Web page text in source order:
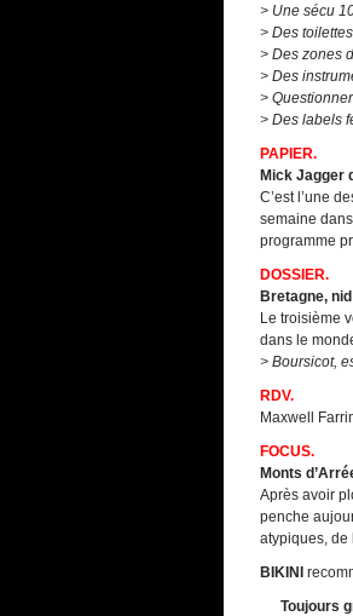
> Une sécu
> Des
> Des zones
> Des
>
> Des labels
PAPIER.
Mick Jagger
C’est l’une
semaine
programme
DOSSIER.
Bretagne,
Le troisième
dans le
> Boursicot,
RDV.
Maxwell
FOCUS.
Monts
Après avoir
penche
atypiques, de
BIKINI
Toujours